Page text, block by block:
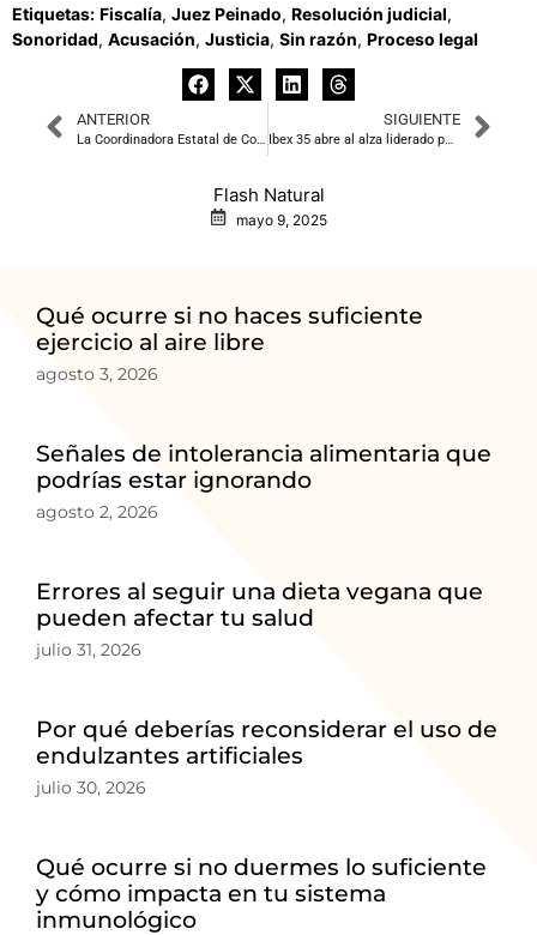
Etiquetas: Fiscalía, Juez Peinado, Resolución judicial,
Sonoridad, Acusación, Justicia, Sin razón, Proceso legal
ANTERIOR
La Coordinadora Estatal de Comercio Justo propone un compromiso cotidiano para luchar contra desigualdades
SIGUIENTE
Ibex 35 abre al alza liderado por Logista y Cellnex
Flash Natural
mayo 9, 2025
Qué ocurre si no haces suficiente
ejercicio al aire libre
agosto 3, 2026
Señales de intolerancia alimentaria que
podrías estar ignorando
agosto 2, 2026
Errores al seguir una dieta vegana que
pueden afectar tu salud
julio 31, 2026
Por qué deberías reconsiderar el uso de
endulzantes artificiales
julio 30, 2026
Qué ocurre si no duermes lo suficiente
y cómo impacta en tu sistema
inmunológico